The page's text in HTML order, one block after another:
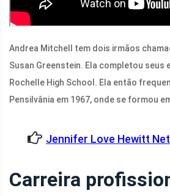
Andrea Mitchell tem dois irmãos
Susan Greenstein. Ela completou seus
Rochelle High School. Ela então
Pensilvânia em 1967, onde se formou
Jennifer Love Hewitt
Carreira